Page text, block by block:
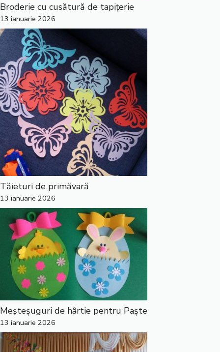
Broderie cu cusătură de tapițerie
13 ianuarie 2026
Tăieturi de primăvară
13 ianuarie 2026
Meșteșuguri de hârtie pentru Paște
13 ianuarie 2026